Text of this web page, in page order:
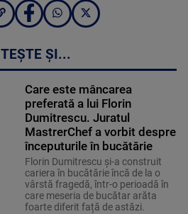
ȘI...
Care este mâncarea
preferată a lui Florin
Dumitrescu. Juratul
MastrerChef a vorbit despre
începuturile în bucătărie
Florin Dumitrescu și-a construit
cariera în bucătărie încă de la o
vârstă fragedă, într-o perioadă în
care meseria de bucătar arăta
foarte diferit față de astăzi.